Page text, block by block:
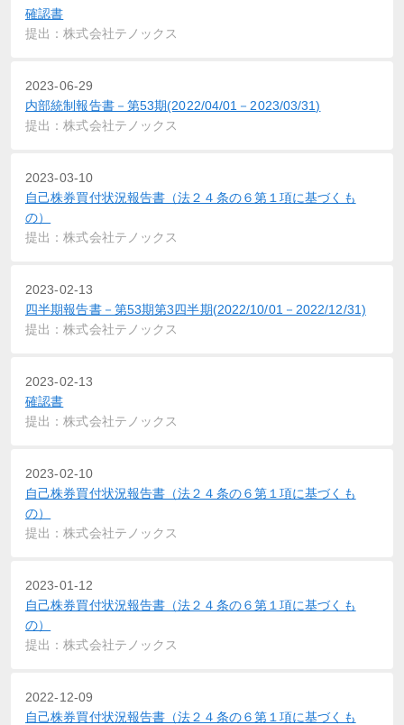
確認書
提出：株式会社テノックス
2023-06-29
内部統制報告書－第53期(2022/04/01－2023/03/31)
提出：株式会社テノックス
2023-03-10
自己株券買付状況報告書（法２４条の６第１項に基づくも
の）
提出：株式会社テノックス
2023-02-13
四半期報告書－第53期第3四半期(2022/10/01－2022/12/31)
提出：株式会社テノックス
2023-02-13
確認書
提出：株式会社テノックス
2023-02-10
自己株券買付状況報告書（法２４条の６第１項に基づくも
の）
提出：株式会社テノックス
2023-01-12
自己株券買付状況報告書（法２４条の６第１項に基づくも
の）
提出：株式会社テノックス
2022-12-09
自己株券買付状況報告書（法２４条の６第１項に基づくも